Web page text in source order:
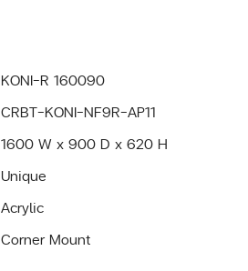
KONI-R 160090
CRBT-KONI-NF9R-AP11
1600 W x 900 D x 620 H
Unique
Acrylic
Corner Mount